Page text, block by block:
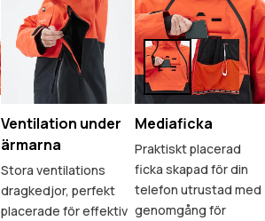
Ventilation under
ärmarna
Stora ventilations
dragkedjor, perfekt
placerade för effektiv
Mediaficka
Praktiskt placerad
ficka skapad för din
telefon utrustad med
genomgång för